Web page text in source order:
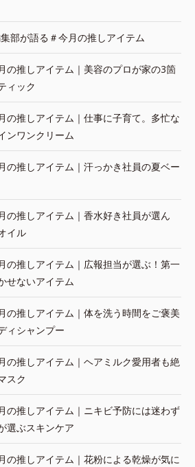
部が語る＃今月の推しアイテム
の推しアイテム｜美容のプロが家の3箇
ィック
の推しアイテム｜仕事に子育て。多忙な
ンワンクリーム
の推しアイテム｜汗っかき社員の夏ベー
の推しアイテム｜香水好き社員が選ん
イル
の推しアイテム｜広報担当が選ぶ！第一
せないアイテム
の推しアイテム｜体を洗う時間をご褒美
ィシャンプー
の推しアイテム｜ヘアミルク愛用者も絶
スク
の推しアイテム｜ニキビ予防には迷わず
選ぶスキンケア
の推しアイテム｜花粉による乾燥が気に